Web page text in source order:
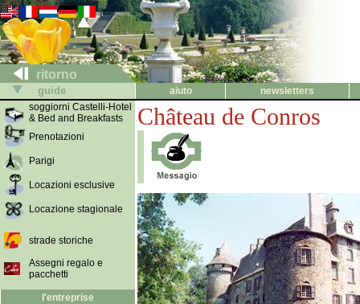
ritorno
guide aiuto
newsletters
soggiorni Castelli-Hotel
& Bed and Breakfasts
Prenotazioni
Parigi
Locazioni esclusive
Locazione stagionale
strade storiche
Assegni regalo e
pacchetti
l'entreprise
Château de Conros